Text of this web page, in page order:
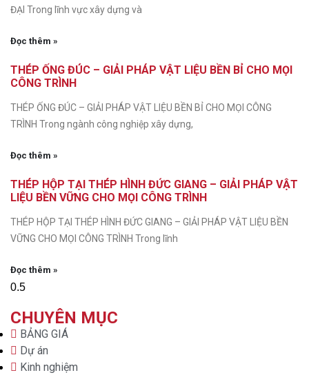
ĐẠI Trong lĩnh vực xây dựng và
Đọc thêm »
THÉP ỐNG ĐÚC – GIẢI PHÁP VẬT LIỆU BỀN BỈ CHO MỌI
CÔNG TRÌNH
THÉP ỐNG ĐÚC – GIẢI PHÁP VẬT LIỆU BỀN BỈ CHO MỌI CÔNG
TRÌNH Trong ngành công nghiệp xây dựng,
Đọc thêm »
THÉP HỘP TẠI THÉP HÌNH ĐỨC GIANG – GIẢI PHÁP VẬT
LIỆU BỀN VỮNG CHO MỌI CÔNG TRÌNH
THÉP HỘP TẠI THÉP HÌNH ĐỨC GIANG – GIẢI PHÁP VẬT LIỆU BỀN
VỮNG CHO MỌI CÔNG TRÌNH Trong lĩnh
Đọc thêm »
CHUYÊN MỤC
BẢNG GIÁ
Dự án
Kinh nghiệm